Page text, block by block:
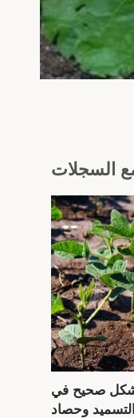
السجلات
بشكل صحيح في
وحصاد